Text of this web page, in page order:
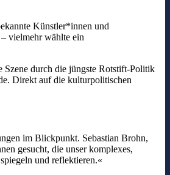
Künstler*innen und
vielmehr wählte ein
Szene durch die jüngste Rotstift-Politik
Direkt auf die kulturpolitischen
im Blickpunkt. Sebastian Brohn,
gesucht, die unser komplexes,
und reflektieren.«